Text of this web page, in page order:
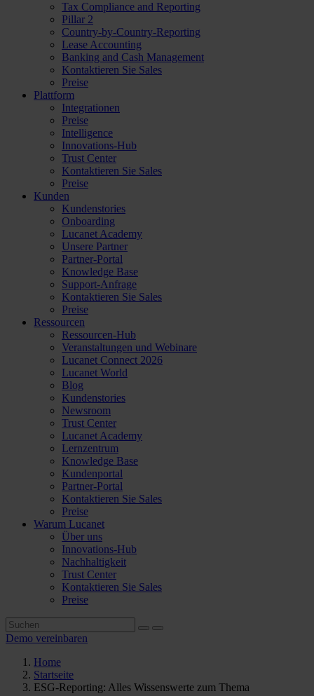
Tax Compliance and Reporting
Pillar 2
Country-by-Country-Reporting
Lease Accounting
Banking and Cash Management
Kontaktieren Sie Sales
Preise
Plattform
Integrationen
Preise
Intelligence
Innovations-Hub
Trust Center
Kontaktieren Sie Sales
Preise
Kunden
Kundenstories
Onboarding
Lucanet Academy
Unsere Partner
Partner-Portal
Knowledge Base
Support-Anfrage
Kontaktieren Sie Sales
Preise
Ressourcen
Ressourcen-Hub
Veranstaltungen und Webinare
Lucanet Connect 2026
Lucanet World
Blog
Kundenstories
Newsroom
Trust Center
Lucanet Academy
Lernzentrum
Knowledge Base
Kundenportal
Partner-Portal
Kontaktieren Sie Sales
Preise
Warum Lucanet
Über uns
Innovations-Hub
Nachhaltigkeit
Trust Center
Kontaktieren Sie Sales
Preise
Demo vereinbaren
Home
Startseite
ESG-Reporting: Alles Wissenswerte zum Thema